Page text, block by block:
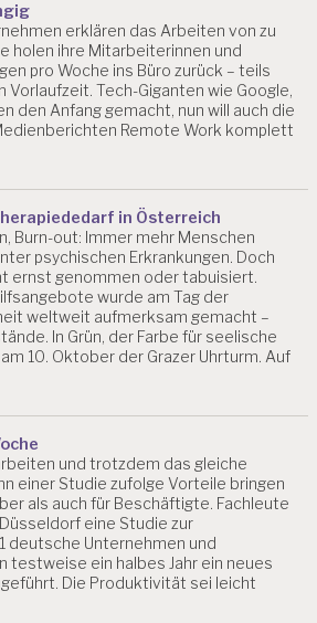
erklären das Arbeiten von zu
holen ihre Mitarbeiterinnen und
pro Woche ins Büro zurück – teils
Vorlaufzeit. Tech-Giganten wie Google,
den Anfang gemacht, nun will auch die
Remote Work komplett
in Österreich
Burn-out: Immer mehr Menschen
psychischen Erkrankungen. Doch
ernst genommen oder tabuisiert.
wurde am Tag der
weltweit aufmerksam gemacht –
In Grün, der Farbe für seelische
10. Oktober der Grazer Uhrturm. Auf
und trotzdem das gleiche
einer Studie zufolge Vorteile bringen
als auch für Beschäftigte. Fachleute
eine Studie zur
deutsche Unternehmen und
testweise ein halbes Jahr ein neues
Die Produktivität sei leicht